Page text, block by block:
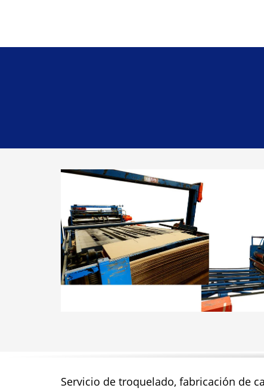
Servicio de troquelado, fabricación de